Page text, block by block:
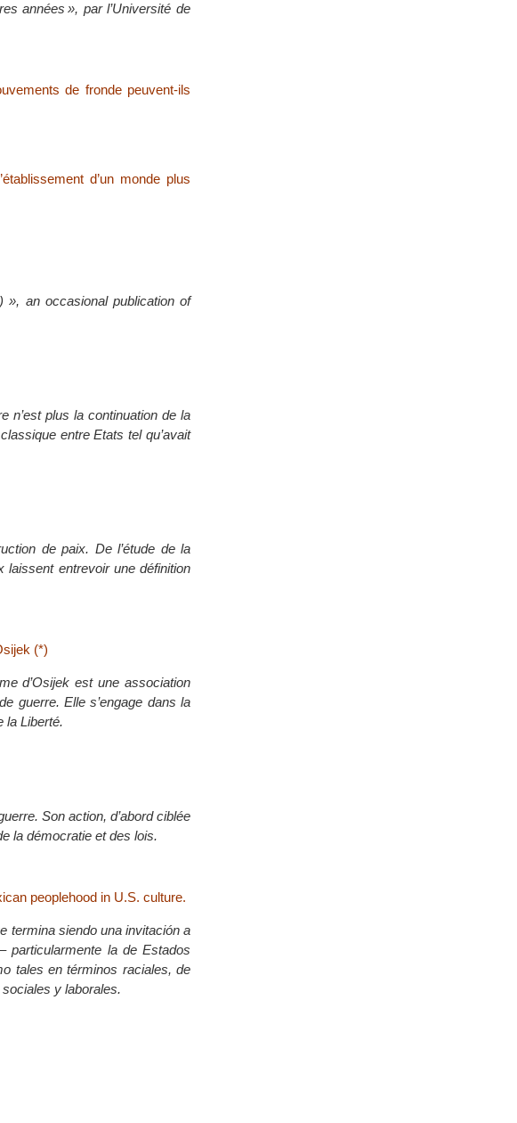
années », par l’Université de
de fronde peuvent-ils
d’un monde plus
», an occasional publication of
n’est plus la continuation de la
entre Etats tel qu’avait
de paix. De l’étude de la
entrevoir une définition
(*)
d’Osijek est une association
guerre. Elle s’engage dans la
la Liberté.
Son action, d’abord ciblée
la démocratie et des lois.
peoplehood in U.S. culture.
termina siendo una invitación a
particularmente la de Estados
tales en términos raciales, de
y laborales.